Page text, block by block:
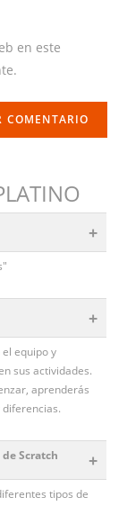
en este
+
+
equipo y
sus actividades.
aprenderás
Scratch +
tipos de